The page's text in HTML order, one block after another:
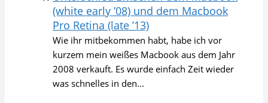
(white early ’08) und dem Macbook
Pro Retina (late ’13)
Wie ihr mitbekommen habt, habe ich vor
kurzem mein weißes Macbook aus dem Jahr
2008 verkauft. Es wurde einfach Zeit wieder
was schnelles in den...